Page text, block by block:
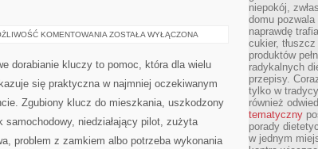
KOMENTOWANIA PRAWO
ZOSTAŁA WYŁĄCZONA
dorabianie kluczy to pomoc, która dla wielu
się praktyczna w najmniej oczekiwanym
Zgubiony klucz do mieszkania, uszkodzony
samochodowy, niedziałający pilot, zużyta
problem z zamkiem albo potrzeba wykonania
niepokój,
domu
naprawdę
cukier,
produktów
radykalnych
przepisy.
tylko w
również
tematyczny
porady
w jednym